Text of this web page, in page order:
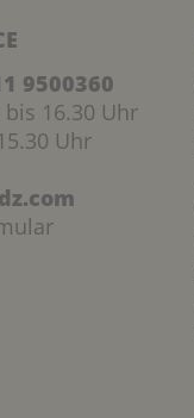
9500360
16.30 Uhr
Uhr